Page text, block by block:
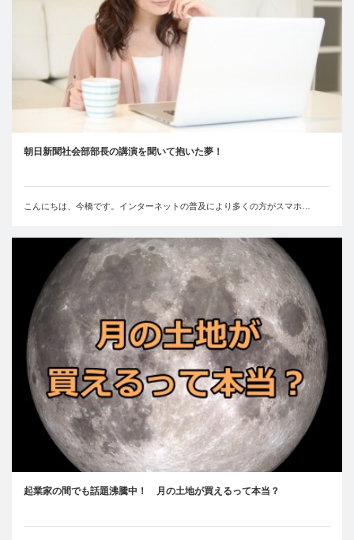
朝日新聞社会部部長の講演を聞いて抱いた夢！
こんにちは、今橋です。インターネットの普及により多くの方がスマホ…
起業家の間でも話題沸騰中！ 月の土地が買えるって本当？